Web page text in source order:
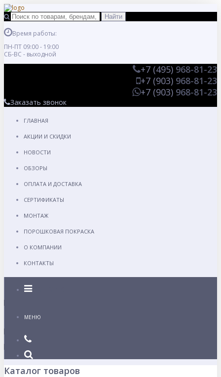
Время работы:
ПН-ПТ 09:00 - 19:00
СБ-ВС - выходной
+7 (495) 968-81-23
+7 (903) 968-81-23
+7 (903) 968-81-23
Заказать звонок
ГЛАВНАЯ
АКЦИИ И СКИДКИ
НОВОСТИ
ОБЗОРЫ
ОПЛАТА И ДОСТАВКА
СЕРТИФИКАТЫ
МОНТАЖ
ПОРОШКОВАЯ ПОКРАСКА
О КОМПАНИИ
КОНТАКТЫ
Каталог
МЕНЮ
Каталог товаров